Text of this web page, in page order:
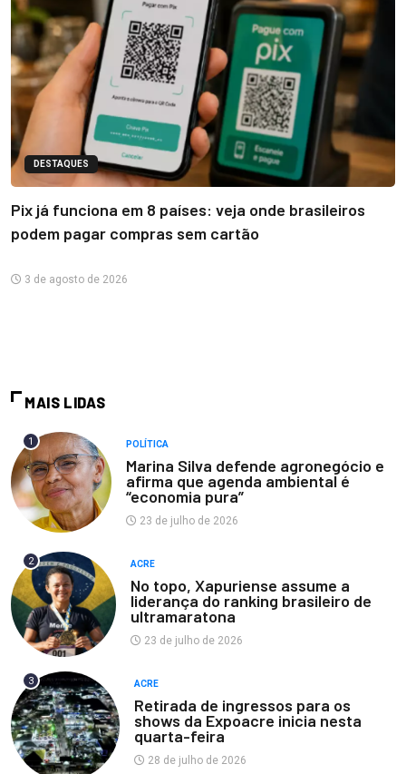
DESTAQUES
Pix já funciona em 8 países: veja onde brasileiros
podem pagar compras sem cartão
3 de agosto de 2026
MAIS LIDAS
1 POLÍTICA
Marina Silva defende agronegócio e
afirma que agenda ambiental é
“economia pura”
23 de julho de 2026
2 ACRE
No topo, Xapuriense assume a
liderança do ranking brasileiro de
ultramaratona
23 de julho de 2026
3 ACRE
Retirada de ingressos para os
shows da Expoacre inicia nesta
quarta-feira
28 de julho de 2026